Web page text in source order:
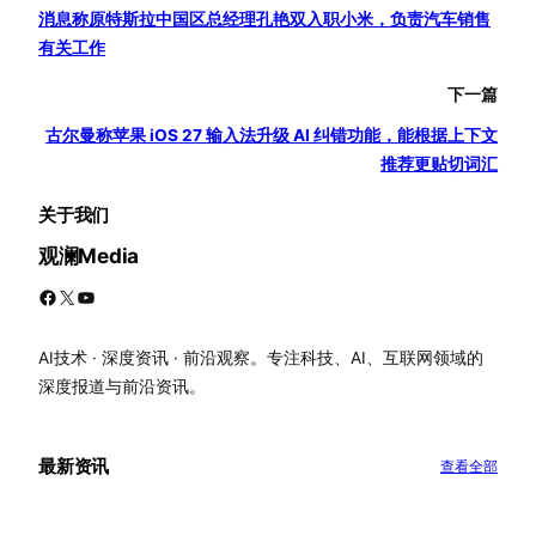
消息称原特斯拉中国区总经理孔艳双入职小米，负责汽车销售
有关工作
下一篇
古尔曼称苹果 iOS 27 输入法升级 AI 纠错功能，能根据上下文
推荐更贴切词汇
关于我们
观澜Media
Facebook X YouTube
AI技术 · 深度资讯 · 前沿观察。专注科技、AI、互联网领域的
深度报道与前沿资讯。
最新资讯 查看全部